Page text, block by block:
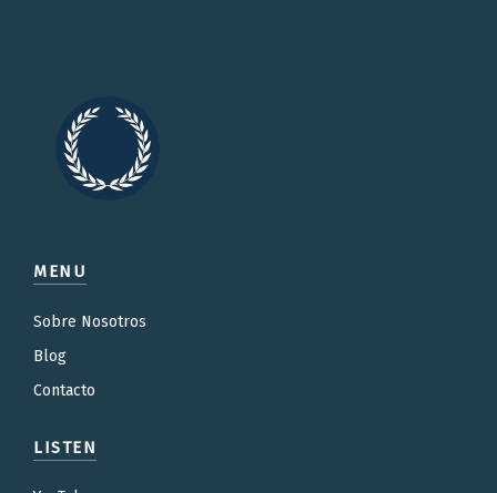
MENU
Sobre Nosotros
Blog
Contacto
LISTEN